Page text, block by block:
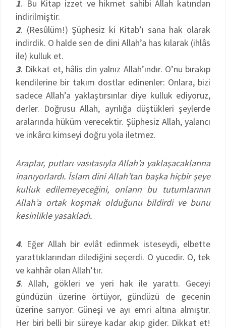
1. Bu Kitap izzet ve hikmet sahibi Allah katından
indirilmiştir.
2. (Resûlüm!) Şüphesiz ki Kitab’ı sana hak olarak
indirdik. O halde sen de dini Allah’a has kılarak (ihlâs
ile) kulluk et.
3. Dikkat et, hâlis din yalnız Allah’ındır. O’nu bırakıp
kendilerine bir takım dostlar edinenler: Onlara, bizi
sadece Allah’a yaklaştırsınlar diye kulluk ediyoruz,
derler. Doğrusu Allah, ayrılığa düştükleri şeylerde
aralarında hüküm verecektir. Şüphesiz Allah, yalancı
ve inkârcı kimseyi doğru yola iletmez.
Araplar, putları vasıtasıyla Allah’a yaklaşacaklarına
inanıyorlardı. İslam dini Allah’tan başka hiçbir şeye
kulluk edilemeyeceğini, onların bu tutumlarının
Allah’a ortak koşmak olduğunu bildirdi ve bunu
kesinlikle yasakladı.
4. Eğer Allah bir evlât edinmek isteseydi, elbette
yarattıklarından dilediğini seçerdi. O yücedir. O, tek
ve kahhâr olan Allah’tır.
5. Allah, gökleri ve yeri hak ile yarattı. Geceyi
gündüzün üzerine örtüyor, gündüzü de gecenin
üzerine sarıyor. Güneşi ve ayı emri altına almıştır.
Her biri belli bir süreye kadar akıp gider. Dikkat et!